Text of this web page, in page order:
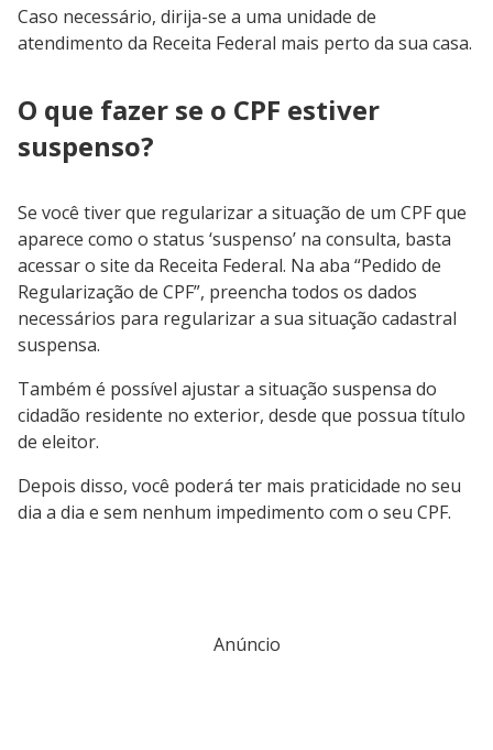
Caso necessário, dirija-se a uma unidade de
atendimento da Receita Federal mais perto da sua casa.
O que fazer se o CPF estiver
suspenso?
Se você tiver que regularizar a situação de um CPF que
aparece como o status ‘suspenso’ na consulta, basta
acessar o site da Receita Federal. Na aba “Pedido de
Regularização de CPF”, preencha todos os dados
necessários para regularizar a sua situação cadastral
suspensa.
Também é possível ajustar a situação suspensa do
cidadão residente no exterior, desde que possua título
de eleitor.
Depois disso, você poderá ter mais praticidade no seu
dia a dia e sem nenhum impedimento com o seu CPF.
Anúncio